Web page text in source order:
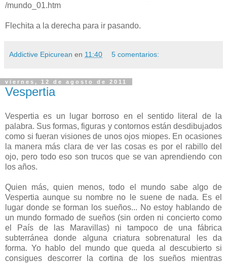
/mundo_01.htm
Flechita a la derecha para ir pasando.
Addictive Epicurean en 11:40 5 comentarios:
viernes, 12 de agosto de 2011
Vespertia
Vespertia es un lugar borroso en el sentido literal de la
palabra. Sus formas, figuras y contornos están desdibujados
como si fueran visiones de unos ojos miopes. En ocasiones
la manera más clara de ver las cosas es por el rabillo del
ojo, pero todo eso son trucos que se van aprendiendo con
los años.
Quien más, quien menos, todo el mundo sabe algo de
Vespertia aunque su nombre no le suene de nada. Es el
lugar donde se forman los sueños... No estoy hablando de
un mundo formado de sueños (sin orden ni concierto como
el País de las Maravillas) ni tampoco de una fábrica
subterránea donde alguna criatura sobrenatural les da
forma. Yo hablo del mundo que queda al descubierto si
consigues descorrer la cortina de los sueños mientras